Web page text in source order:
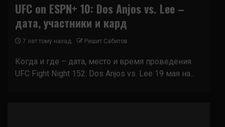
UFC on ESPN+ 10: Dos Anjos vs. Lee –
дата, участники и кард
7 лет тому назад Решит Сабитов
Когда и где – дата, место и время проведения
UFC Fight Night 152: Dos Anjos vs. Lee 19 мая на...